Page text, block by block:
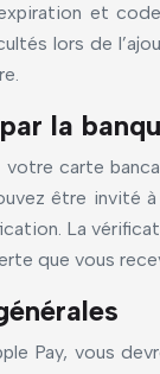
et
lors de
la
votre carte
être invité
La
que vous
Pay, vous